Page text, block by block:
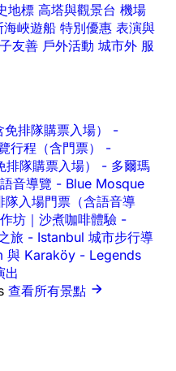
地標 高塔與觀景台 機場
海峽遊船 特別優惠 表演與
友善 戶外活動 城市外 服
排隊購票入場） -
行程（含門票） -
隊購票入場） - 多爾瑪
音導覽 - Blue Mosque
入場門票（含語音導
坊｜沙煮咖啡體驗 -
旅 - Istanbul 城市步行導
與 Karaköy - Legends
出
查看所有景點